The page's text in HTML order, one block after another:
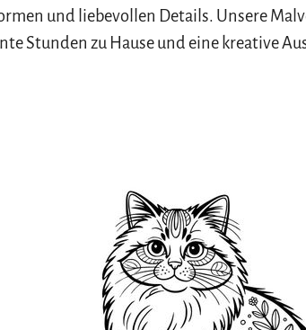
und liebevollen Details. Unsere
Stunden zu Hause und eine kreative